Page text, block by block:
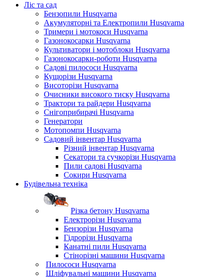
Ліс та сад
Бензопили Husqvarna
Акумуляторні та Електропили Husqvarna
Тримери і мотокоси Husqvarna
Газонокосарки Husqvarna
Культиватори і мотоблоки Husqvarna
Газонокосарки-роботи Husqvarna
Садові пилососи Husqvarna
Кущорізи Husqvarna
Висоторізи Husqvarna
Очисники високого тиску Husqvarna
Трактори та райдери Husqvarna
Снігоприбирачі Husqvarna
Генератори
Мотопомпи Husqvarna
Садовий інвентар Husqvarna
Різний інвентар Husqvarna
Секатори та сучкорізи Husqvarna
Пили садові Husqvarna
Сокири Husqvarna
Будівельна техніка
Різка бетону Husqvarna
Електрорізи Husqvarna
Бензорізи Husqvarna
Гідрорізи Husqvarna
Канатні пили Husqvarna
Стінорізні машини Husqvarna
Пилососи Husqvarna
Шліфувальні машини Husqvarna